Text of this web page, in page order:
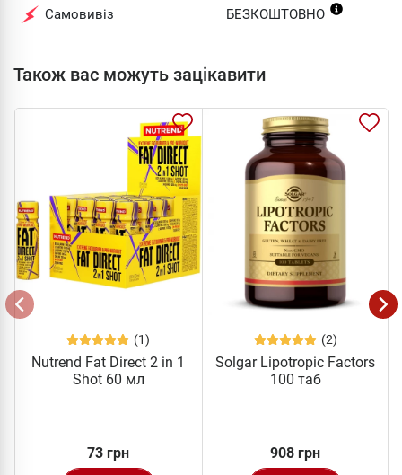
Самовивіз БЕЗКОШТОВНО
Також вас можуть зацікавити
(1)
Nutrend Fat Direct 2 in 1
Shot 60 мл
73 грн
(2)
Solgar Lipotropic Factors
100 таб
908 грн